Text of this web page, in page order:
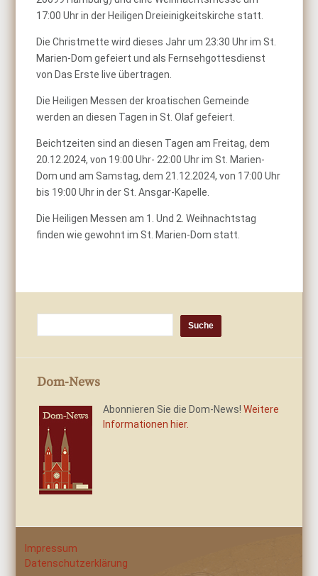
17:00 Uhr in der Heiligen Dreieinigkeitskirche statt.
Die Christmette wird dieses Jahr um 23:30 Uhr im St.
Marien-Dom gefeiert und als Fernsehgottesdienst
von Das Erste live übertragen.
Die Heiligen Messen der kroatischen Gemeinde
werden an diesen Tagen in St. Olaf gefeiert.
Beichtzeiten sind an diesen Tagen am Freitag, dem
20.12.2024, von 19:00 Uhr- 22:00 Uhr im St. Marien-
Dom und am Samstag, dem 21.12.2024, von 17:00 Uhr
bis 19:00 Uhr in der St. Ansgar-Kapelle.
Die Heiligen Messen am 1. Und 2. Weihnachtstag
finden wie gewohnt im St. Marien-Dom statt.
Dom-News
Abonnieren Sie die Dom-News!Weitere
Informationen hier.
Impressum
Datenschutzerklärung